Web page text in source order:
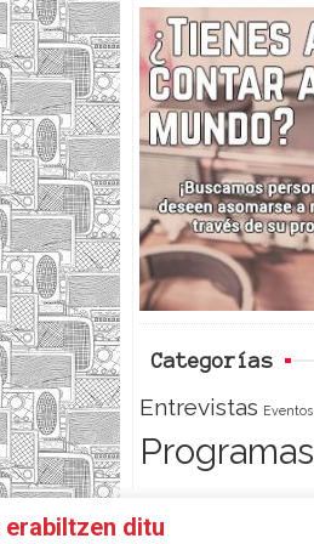
c
e
b
o
o
i
t
t
e
r
Categorías
Entrevistas Eventos
Programas
CONTACTO
erabiltzen ditu